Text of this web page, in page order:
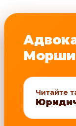
Читайте